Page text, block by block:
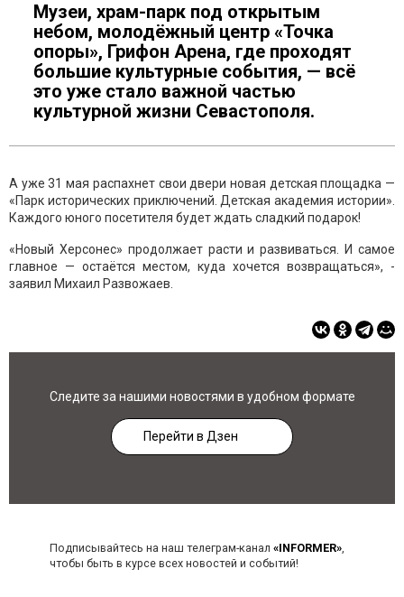
Музеи, храм-парк под открытым
небом, молодёжный центр «Точка
опоры», Грифон Арена, где проходят
большие культурные события, — всё
это уже стало важной частью
культурной жизни Севастополя.
А уже 31 мая распахнет свои двери новая детская площадка —
«Парк исторических приключений. Детская академия истории».
Каждого юного посетителя будет ждать сладкий подарок!
«Новый Херсонес» продолжает расти и развиваться. И самое
главное — остаётся местом, куда хочется возвращаться», -
заявил Михаил Развожаев.
Следите за нашими новостями в удобном формате
Перейти в Дзен
Подписывайтесь на наш телеграм-канал «INFORMER»,
чтобы быть в курсе всех новостей и событий!